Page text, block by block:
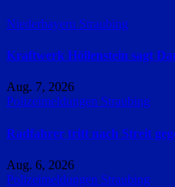
Niederbayern Straubing
Kraftwerk Höllenstein sagt
Aug. 7, 2026
Polizeimeldungen Straubing
Radfahrer tritt nach Streit
Aug. 6, 2026
Polizeimeldungen Straubing